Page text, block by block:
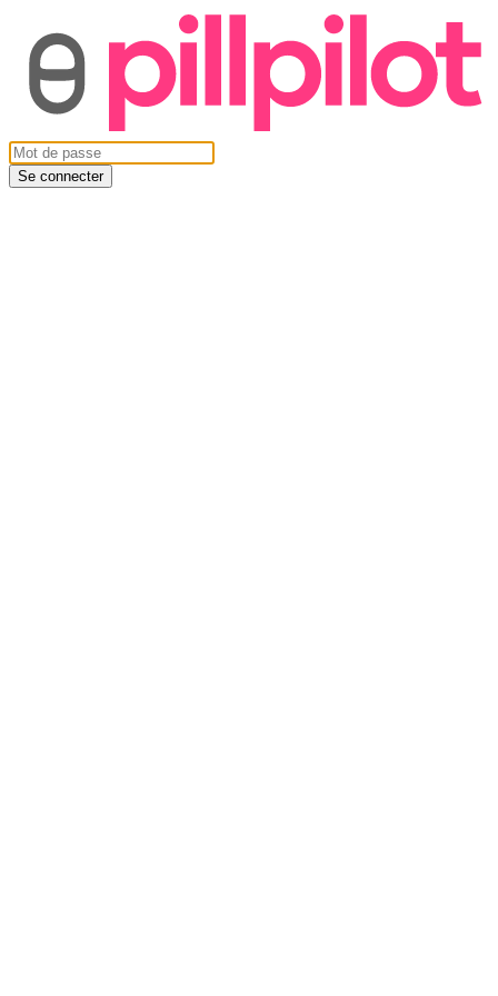
Se connecter